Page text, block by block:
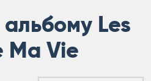
Les
Ma Vie